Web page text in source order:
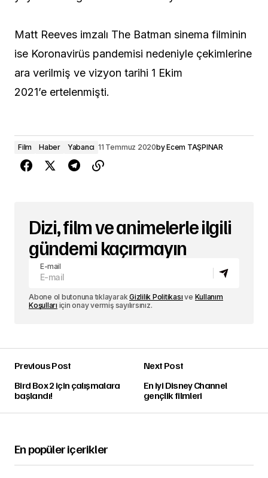
Matt Reeves imzalı The Batman sinema filminin
ise Koronavirüs pandemisi nedeniyle çekimlerine
ara verilmiş ve vizyon tarihi 1 Ekim
2021’e ertelenmişti.
Film Haber Yabancı 11 Temmuz 2020byEcem TAŞPINAR
Dizi, film ve animelerle ilgili
gündemi kaçırmayın
E-mail
Abone ol butonuna tıklayarakGizlilik Politikası ve Kullanım
Koşulları için onay vermiş sayılırsınız.
Previous Post
Bird Box 2 için çalışmalara
başlandı!
Next Post
En iyi Disney Channel
gençlik filmleri
En popüler içerikler